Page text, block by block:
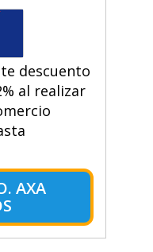
descuento
al realizar
AXA